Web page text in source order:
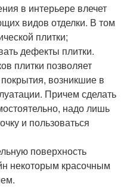
в интерьере влечет
видов отделки. В том
плитки;
дефекты плитки.
плитки позволяет
возникшие в
Причем сделать
надо лишь
и пользоваться
поверхность
некоторым красочным